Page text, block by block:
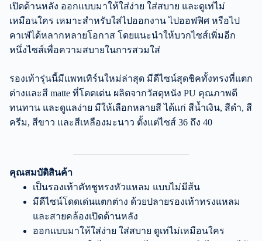
เปิดด้านหลัง ออกแบบมาให้ใส่ง่าย ใส่สบาย และดูเท่ไม่
เหมือนใคร เหมาะสำหรับใส่ไปออกงาน ไปออฟฟิศ หรือไป
คาเฟ่ได้หลากหลายโอกาส โดยแนะนำให้บวกไซส์เพิ่มอีก
หนึ่งไซส์เพื่อความสบายในการสวมใส่
รองเท้ารุ่นนี้มีแพทเทิร์นใหม่ล่าสุด มีดีไซน์สุดชิคทั้งทรงที่แตก
ต่างและสี matte ที่โดดเด่น ผลิตจากวัสดุหนัง PU คุณภาพดี
ทนทาน และดูแลง่าย มีให้เลือกหลายสี ได้แก่ สีน้ำเงิน, สีดำ, สี
ครีม, สีขาว และสีเหลืองมะนาว ตั้งแต่ไซส์ 36 ถึง 40
คุณสมบัติสินค้า
เป็นรองเท้าคัทชูทรงหัวแหลม แบบไม่มีส้น
มีดีไซน์โดดเด่นแตกต่าง ด้วยปลายรองเท้าทรงแหลม
และสายคล้องเปิดด้านหลัง
ออกแบบมาให้ใส่ง่าย ใส่สบาย ดูเท่ไม่เหมือนใคร